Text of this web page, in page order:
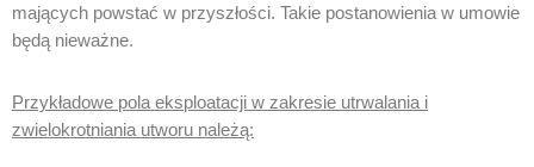
mających powstać w przyszłości. Takie postanowienia w umowie
będą nieważne.
Przykładowe pola eksploatacji w zakresie utrwalania i
zwielokrotniania utworu należą: